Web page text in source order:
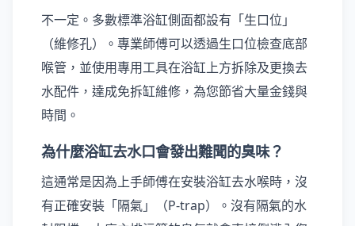
不一定。多數標準浴缸側面都設有「生口位」
（維修孔）。專業師傅可以透過生口位檢查底部
喉管，並使用專用工具在浴缸上方拆除及更換去
水配件，達成免拆缸維修，為您節省大量金錢與
時間。
為什麼浴缸去水口會發出難聞的臭味？
這通常是因為上手師傅在安裝浴缸去水喉時，沒
有正確安裝「隔氣」（P-trap）。沒有隔氣的水